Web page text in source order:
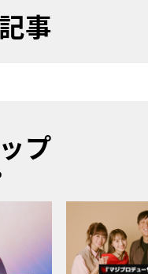
事
プ